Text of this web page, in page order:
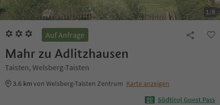
1/8
Auf Anfrage
Mahr zu Adlitzhausen
Taisten, Welsberg-Taisten
3.6 kmvon Welsberg-Taisten Zentrum Karte anzeigen
Südtirol Guest Pass